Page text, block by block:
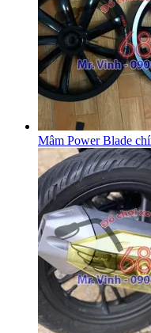
Mâm Power Blade